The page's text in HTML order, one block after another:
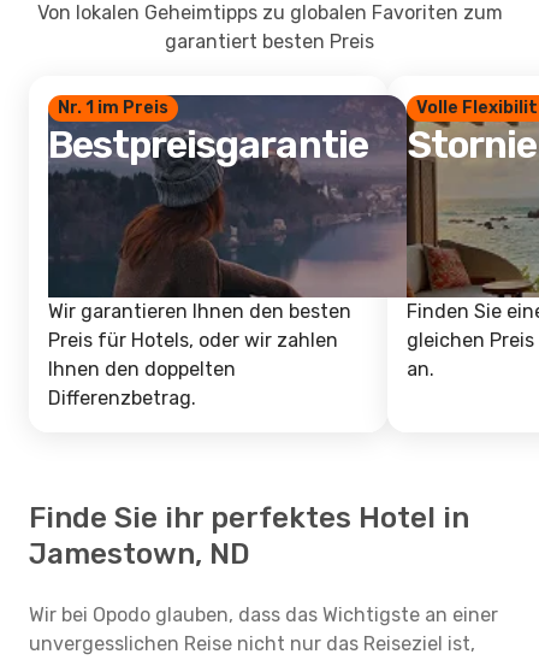
Von lokalen Geheimtipps zu globalen Favoriten zum
garantiert besten Preis
Nr. 1 im Preis
Bestpreisgarantie
Wir garantieren Ihnen den besten
Preis für Hotels, oder wir zahlen
Ihnen den doppelten
Differenzbetrag.
Volle
Finden Sie
gleichen
an.
Finde Sie ihr perfektes Hotel in
Jamestown, ND
Wir bei Opodo glauben, dass das Wichtigste an einer
unvergesslichen Reise nicht nur das Reiseziel ist,